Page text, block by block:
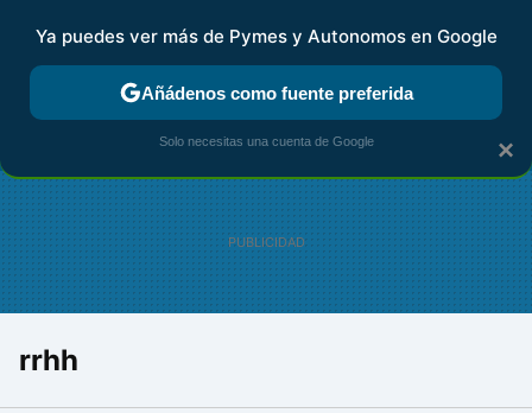
FISCALIDAD Y CONTABILIDAD KIT DIGITAL RENTA
rrhh
×
Ya puedes ver más de Pymes y Autonomos en Google
Añádenos como fuente preferida
Solo necesitas una cuenta de Google